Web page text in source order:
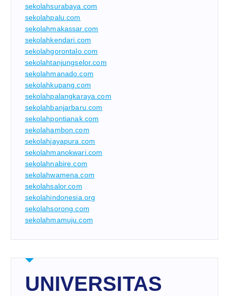
sekolahsurabaya.com
sekolahpalu.com
sekolahmakassar.com
sekolahkendari.com
sekolahgorontalo.com
sekolahtanjungselor.com
sekolahmanado.com
sekolahkupang.com
sekolahpalangkaraya.com
sekolahbanjarbaru.com
sekolahpontianak.com
sekolahambon.com
sekolahjayapura.com
sekolahmanokwari.com
sekolahnabire.com
sekolahwamena.com
sekolahsalor.com
sekolahindonesia.org
sekolahsorong.com
sekolahmamuju.com
UNIVERSITAS